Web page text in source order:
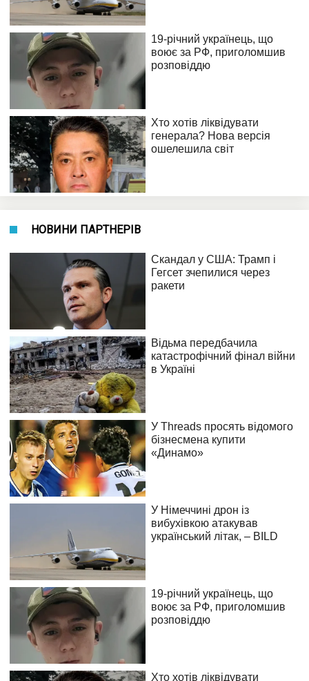
НОВИНИ ПАРТНЕРІВ